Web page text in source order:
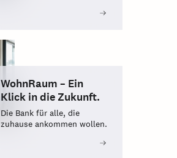
WohnRaum – Ein
Klick in die Zukunft.
Die Bank für alle, die
zuhause ankommen wollen.